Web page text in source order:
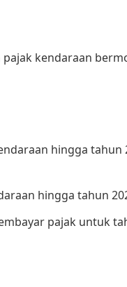
kendaraan
hingga tahun
hingga tahun
pajak untuk